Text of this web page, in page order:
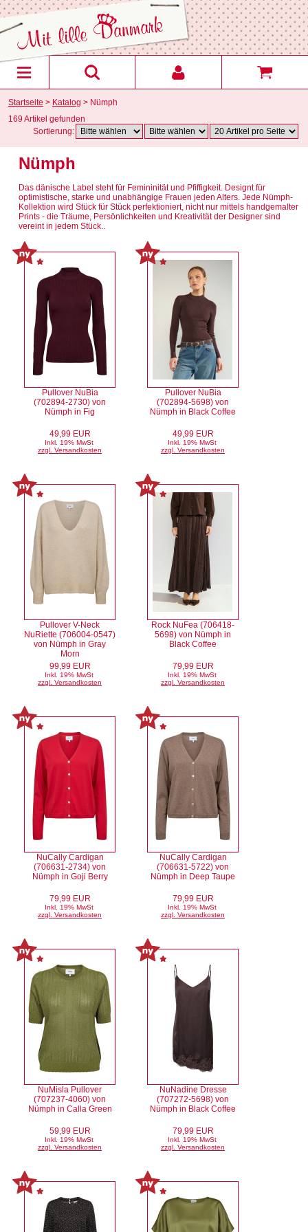
Startseite > Katalog > Nümph
169 Artikel gefunden
Sortierung:
Nümph
Das dänische Label steht für Femininität und Pfiffigkeit. Designt für
optimistische, starke und unabhängige Frauen jeden Alters. Jede Nümph-
Kollektion wird Stück für Stück perfektioniert, nicht nur mittels handgemalter
Prints - die Träume, Persönlichkeiten und Kreativität der Designer sind
vereint in jedem Stück..
Pullover NuBia
(702894-2730) von
Nümph in Fig
49,99 EUR
Inkl. 19% MwSt
zzgl. Versandkosten
Pullover NuBia
(702894-5698) von
Nümph in Black Coffee
49,99 EUR
Inkl. 19% MwSt
zzgl. Versandkosten
Pullover V-Neck
NuRiette (706004-0547)
von Nümph in Gray
Morn
99,99 EUR
Inkl. 19% MwSt
zzgl. Versandkosten
Rock NuFea (706418-
5698) von Nümph in
Black Coffee
79,99 EUR
Inkl. 19% MwSt
zzgl. Versandkosten
NuCally Cardigan
(706631-2734) von
Nümph in Goji Berry
79,99 EUR
Inkl. 19% MwSt
zzgl. Versandkosten
NuCally Cardigan
(706631-5722) von
Nümph in Deep Taupe
79,99 EUR
Inkl. 19% MwSt
zzgl. Versandkosten
NuMisla Pullover
(707237-4060) von
Nümph in Calla Green
59,99 EUR
Inkl. 19% MwSt
zzgl. Versandkosten
NuNadine Dresse
(707272-5698) von
Nümph in Black Coffee
79,99 EUR
Inkl. 19% MwSt
zzgl. Versandkosten